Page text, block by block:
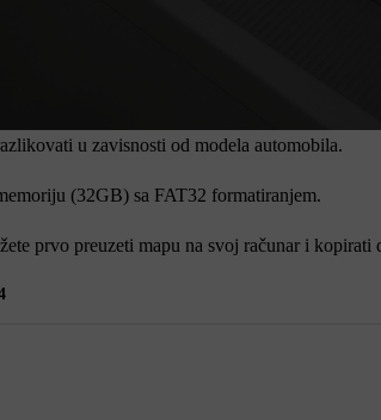
u zavisnosti od modela automobila.
(32GB) sa FAT32 formatiranjem.
prvo preuzeti mapu na svoj računar i kopirati